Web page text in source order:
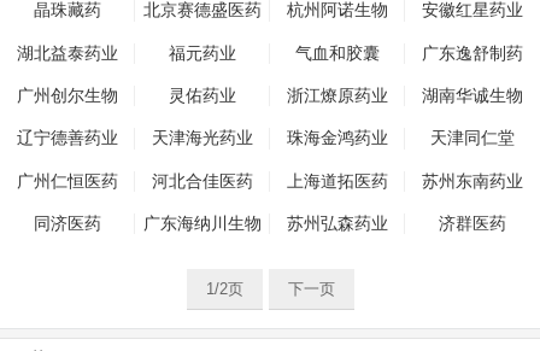
晶珠藏药 北京赛德盛医药 杭州阿诺生物 安徽红星药业
湖北益泰药业 福元药业 气血和胶囊 广东逸舒制药
广州创尔生物 灵佑药业 浙江燎原药业 湖南华诚生物
辽宁德善药业 天津海光药业 珠海金鸿药业 天津同仁堂
广州仁恒医药 河北合佳医药 上海道拓医药 苏州东南药业
同济医药 广东海纳川生物 苏州弘森药业 济群医药
1/2页 下一页